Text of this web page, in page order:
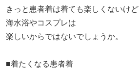
きっと患者着は着ても楽しくないけど
海水浴やコスプレは
楽しいからではないでしょうか。
■着たくなる患者着